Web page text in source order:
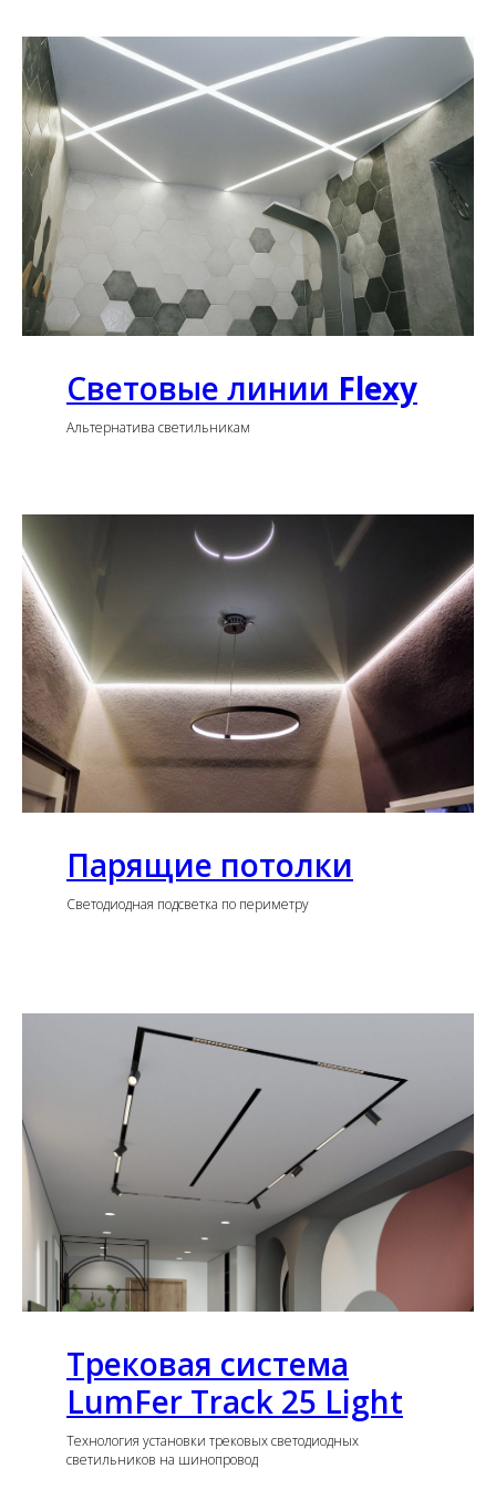
Световые линии Flexy
Альтернатива светильникам
Парящие потолки
Светодиодная подсветка по периметру
Трековая система
LumFer Track 25 Light
Технология установки трековых светодиодных
светильников на шинопровод